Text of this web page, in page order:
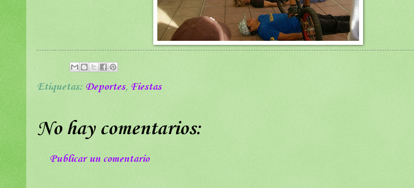
Etiquetas: Deportes, Fiestas
No hay comentarios:
Publicar un comentario